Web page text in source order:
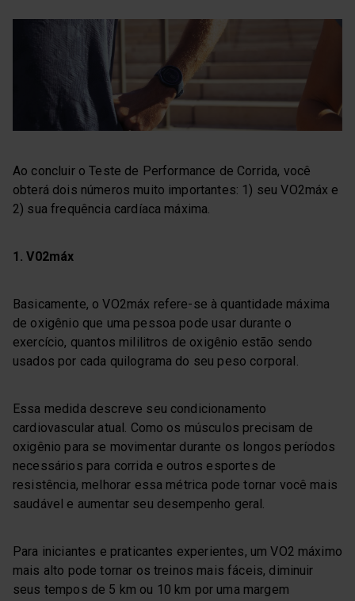
Ao concluir o Teste de Performance de Corrida, você
obterá dois números muito importantes: 1) seu VO2máx e
2) sua frequência cardíaca máxima.
1. V02máx
Basicamente, o VO2máx refere-se à quantidade máxima
de oxigênio que uma pessoa pode usar durante o
exercício, quantos mililitros de oxigênio estão sendo
usados por cada quilograma do seu peso corporal.
Essa medida descreve seu condicionamento
cardiovascular atual. Como os músculos precisam de
oxigênio para se movimentar durante os longos períodos
necessários para corrida e outros esportes de
resistência, melhorar essa métrica pode tornar você mais
saudável e aumentar seu desempenho geral.
Para iniciantes e praticantes experientes, um VO2 máximo
mais alto pode tornar os treinos mais fáceis, diminuir
seus tempos de 5 km ou 10 km por uma margem